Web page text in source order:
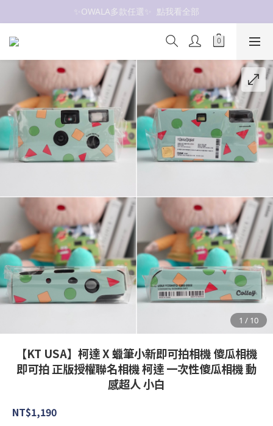
抗UV 50+防曬外套 $299🧊🧊
✨OWALA多款任選✨  點我看全部
抗UV 50+防曬外套 $299🧊🧊
【KT USA】柯達 X 蠟筆小新即可拍相機 傻瓜相機
即可拍 正版授權聯名相機 柯達 一次性傻瓜相機 動
感超人 小白
NT$1,190